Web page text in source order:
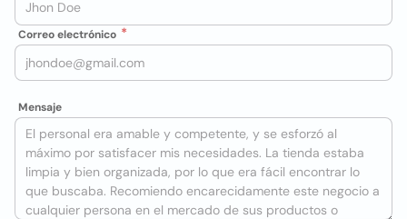
Correo electrónico
Mensaje